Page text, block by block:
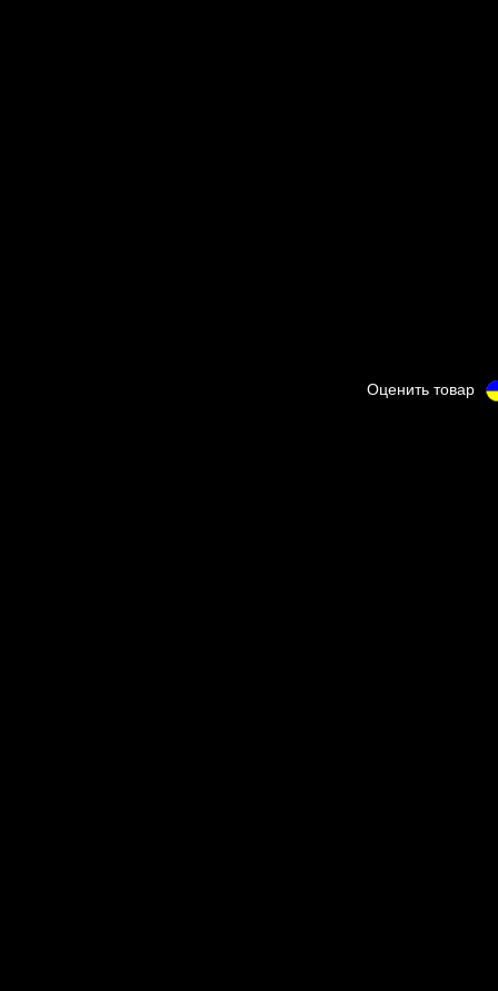
Оценить товар